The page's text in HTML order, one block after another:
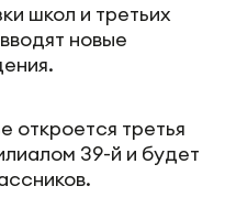
школ и третьих
новые
откроется третья
39-й и будет